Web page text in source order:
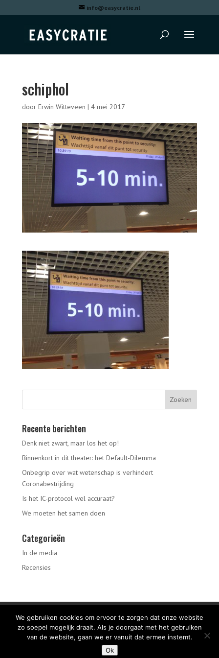
info@easycratie.nl
schiphol
door Erwin Witteveen | 4 mei 2017
Recente berichten
Denk niet zwart, maar los het op!
Binnenkort in dit theater: het Default-Dilemma
Onbegrip over wat wetenschap is verhindert
Coronabestrijding
Is het IC-protocol wel accuraat?
We moeten het samen doen
Categorieën
In de media
Recensies
Easycratie
De easycratische bibliotheek
Nooit Af
De schrijvers
Weblog
Contact opnemen
We gebruiken cookies om ervoor te zorgen dat onze website
zo soepel mogelijk draait. Als je doorgaat met het gebruiken
van de website, gaan we er vanuit dat ermee instemt.
Ok